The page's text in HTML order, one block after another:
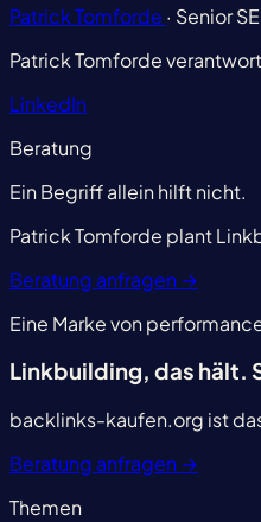
Patrick Tomforde · Senior
Patrick Tomforde
LinkedIn
Beratung
Ein Begriff allein hilft nicht.
Patrick Tomforde plant
Beratung anfragen →
Eine Marke von
Linkbuilding, das hält.
backlinks-kaufen.org ist
Beratung anfragen →
Themen